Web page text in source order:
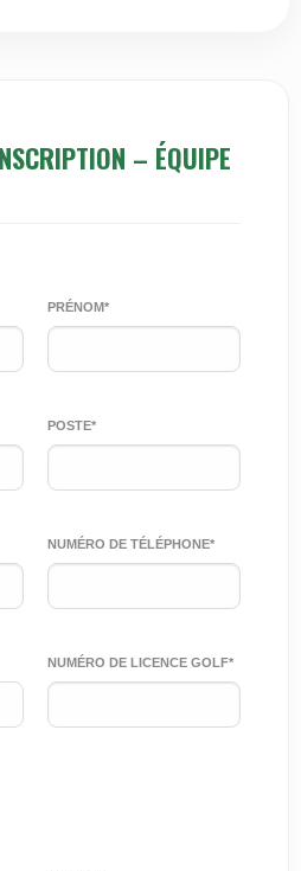
– ÉQUIPE
PRÉNOM*
POSTE*
NUMÉRO DE TÉLÉPHONE*
NUMÉRO DE LICENCE GOLF*